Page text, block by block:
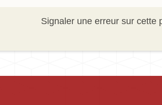
Signaler une erreur sur cette